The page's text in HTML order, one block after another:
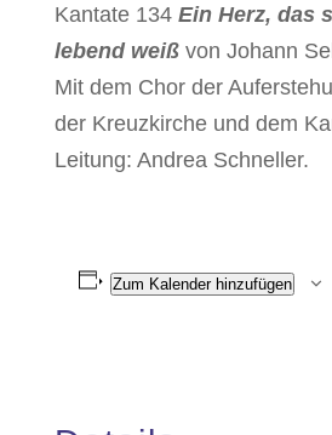
Kantate 134 Ein Herz, das
lebend weiß von Johann
Mit dem Chor der
der Kreuzkirche und dem
Leitung: Andrea Schneller.
Zum Kalender hinzufügen